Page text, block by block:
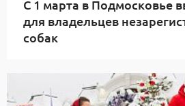
С 1 марта в Подмосковье
для владельцев
собак